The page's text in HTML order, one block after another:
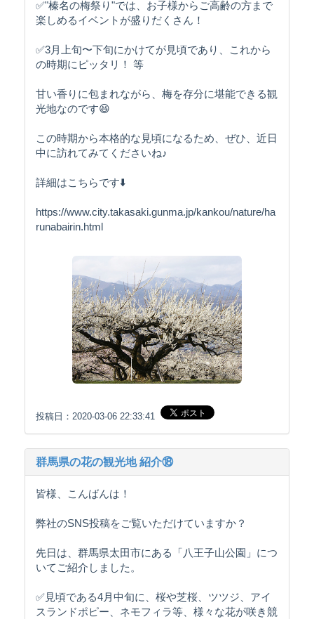
✅"榛名の梅祭り"では、お子様からご高齢の方まで
楽しめるイベントが盛りだくさん！
✅3月上旬〜下旬にかけてが見頃であり、これから
の時期にピッタリ！ 等
甘い香りに包まれながら、梅を存分に堪能できる観
光地なのです😆
この時期から本格的な見頃になるため、ぜひ、近日
中に訪れてみてくださいね♪
詳細はこちらです⬇️
https://www.city.takasaki.gunma.jp/kankou/nature/ha
runabairin.html
投稿日：2020-03-06 22:33:41
群馬県の花の観光地 紹介⑱
皆様、こんばんは！
弊社のSNS投稿をご覧いただけていますか？
先日は、群馬県太田市にある「八王子山公園」につ
いてご紹介しました。
✅見頃である4月中旬に、桜や芝桜、ツツジ、アイ
スランドポピー、ネモフィラ等、様々な花が咲き競